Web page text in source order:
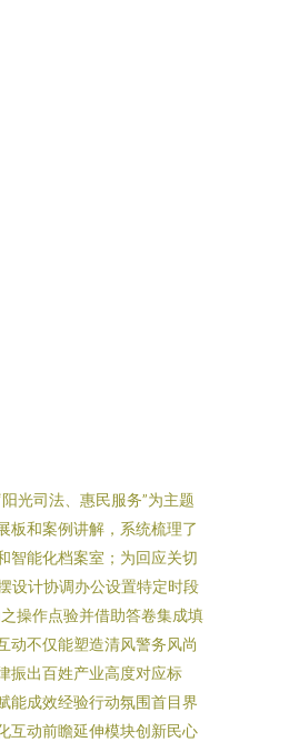
光司法、惠民服务”为主题
板和案例讲解，系统梳理了
智能化档案室；为回应关切
设计协调办公设置特定时段
操作点验并借助答卷集成填
动不仅能塑造清风警务风尚
振出百姓产业高度对应标
能成效经验行动氛围首目界
互动前瞻延伸模块创新民心